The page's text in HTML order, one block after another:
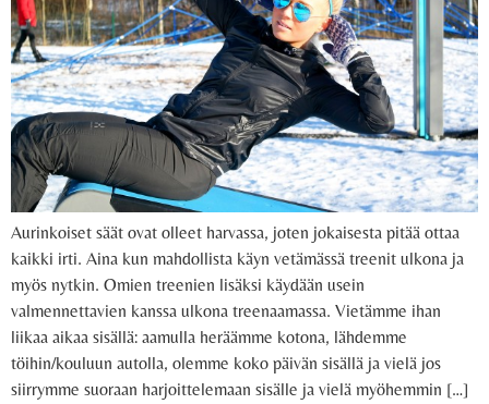
Aurinkoiset säät ovat olleet harvassa, joten jokaisesta pitää ottaa
kaikki irti. Aina kun mahdollista käyn vetämässä treenit ulkona ja
myös nytkin. Omien treenien lisäksi käydään usein
valmennettavien kanssa ulkona treenaamassa. Vietämme ihan
liikaa aikaa sisällä: aamulla heräämme kotona, lähdemme
töihin/kouluun autolla, olemme koko päivän sisällä ja vielä jos
siirrymme suoraan harjoittelemaan sisälle ja vielä myöhemmin […]